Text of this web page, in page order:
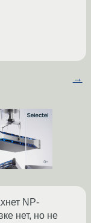
→
NP-
нет, но не